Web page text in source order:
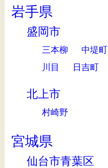
岩手県
盛岡市
三本柳 中堤町
川目
日吉町
北上市
村崎野
宮城県
仙台市青葉区